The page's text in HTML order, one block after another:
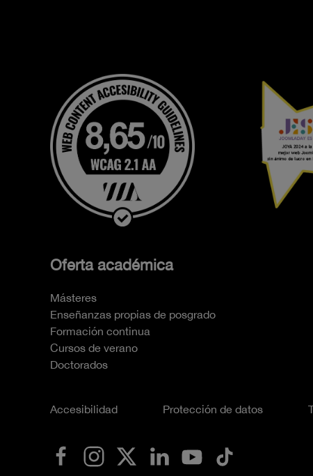
Oferta académica
Másteres
Enseñanzas propias de posgrado
Formación continua
Cursos de verano
Doctorados
Accesibilidad Protección de datos